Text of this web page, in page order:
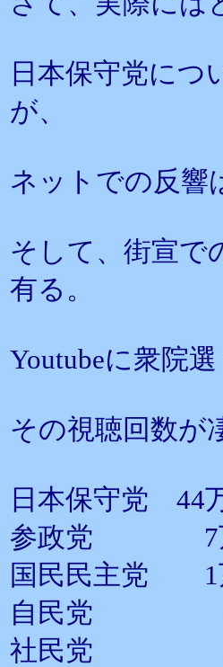
日本保守党につ
が、
ネットでの反響
そして、街宣で
有る。
Youtubeに衆院
その視聴回数が
日本保守党 44
参政党 7
国民民主党 1
自民党
社民党